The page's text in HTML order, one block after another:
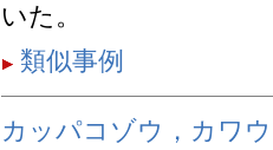
いた。
類似事例
カッパコゾウ，カワ